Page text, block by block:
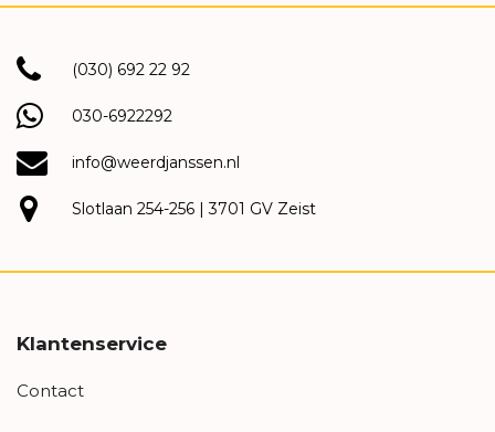
(030) 692 22 92
030-6922292
info@weerdjanssen.nl
Slotlaan 254-256 | 3701 GV Zeist
Klantenservice
Contact